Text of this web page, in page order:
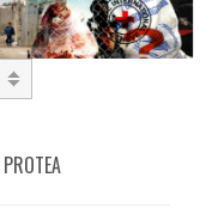
PROTEA